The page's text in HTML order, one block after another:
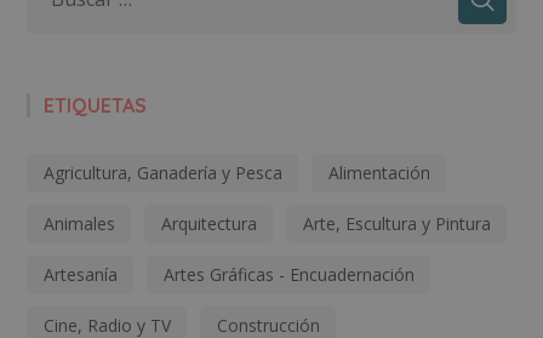
ETIQUETAS
Agricultura, Ganadería y Pesca Alimentación
Animales Arquitectura Arte, Escultura y Pintura
Artesanía Artes Gráficas - Encuadernación
Cine, Radio y TV Construcción